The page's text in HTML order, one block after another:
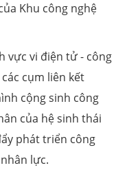
Khu công nghệ
vực vi điện tử - công
cụm liên kết
cộng sinh công
của hệ sinh thái
phát triển công
lực.